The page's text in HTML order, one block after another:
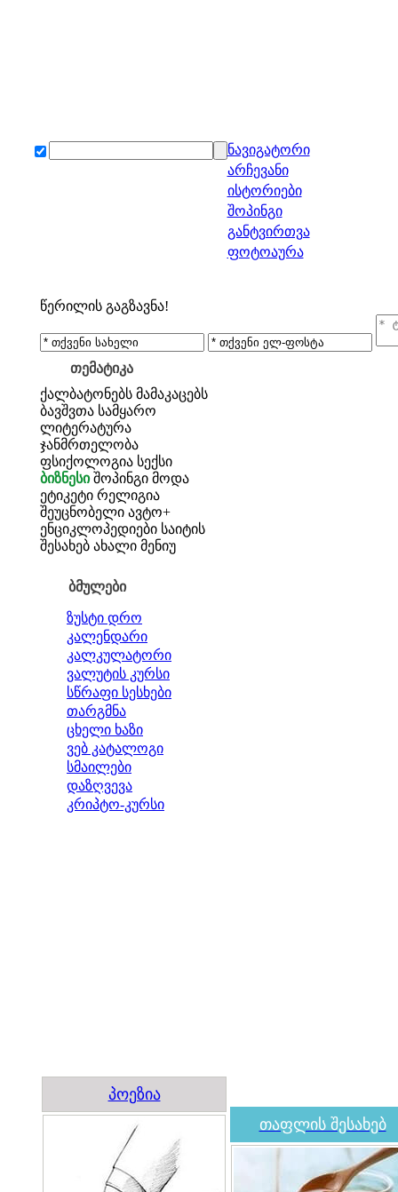
ნავიგატორი
არჩევანი
ისტორიები
შოპინგი
განტვირთვა
ფოტოაურა
წერილის გაგზავნა!
თემატიკა
ქალბატონებს მამაკაცებს
ბავშვთა სამყარო
ლიტერატურა
ჯანმრთელობა
ფსიქოლოგია სექსი
ბიზნესი შოპინგი მოდა
ეტიკეტი რელიგია
შეუცნობელი ავტო+
ენციკლოპედიები საიტის
შესახებ ახალი მენიუ
ბმულები
ზუსტი დრო
კალენდარი
კალკულატორი
ვალუტის კურსი
სწრაფი სესხები
თარგმნა
ცხელი ხაზი
ვებ კატალოგი
სმაილები
დაზღვევა
კრიპტო-კურსი
პოეზია
თაფლის შესახებ